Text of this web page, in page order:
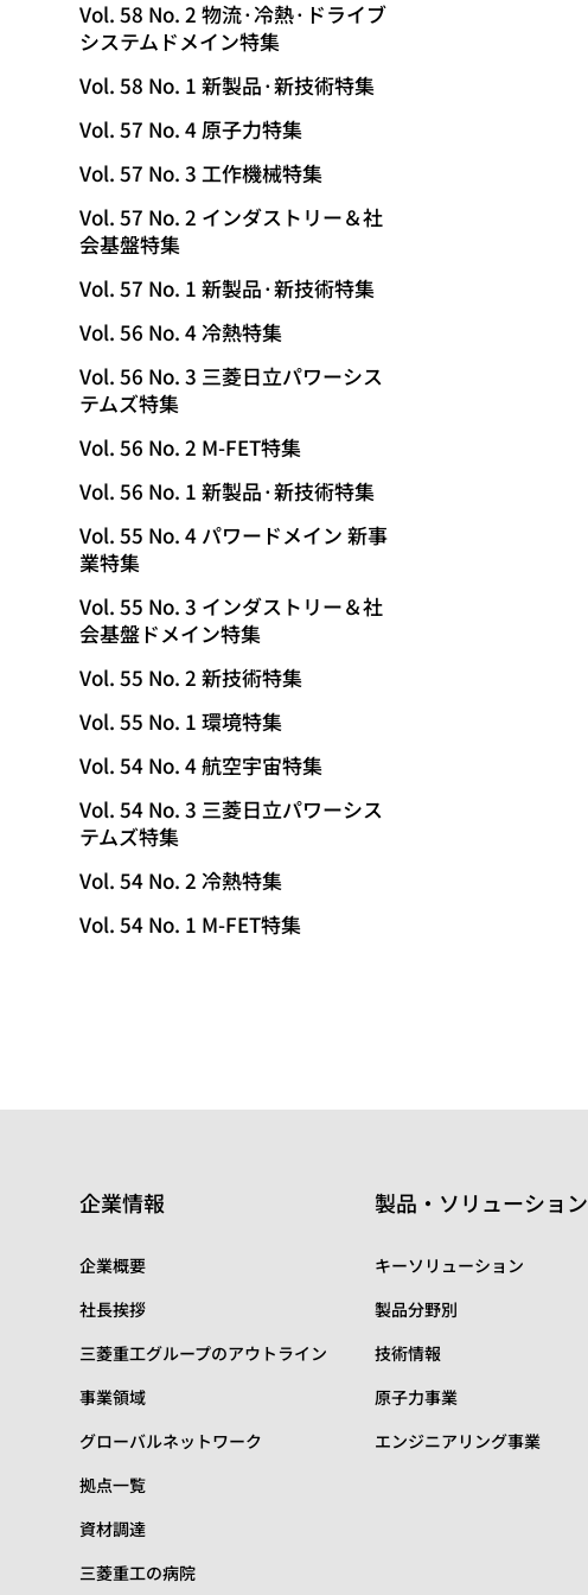
Vol. 58 No. 2 物流·冷熱·ドライブ
システムドメイン特集
Vol. 58 No. 1 新製品·新技術特集
Vol. 57 No. 4 原子力特集
Vol. 57 No. 3 工作機械特集
Vol. 57 No. 2 インダストリー＆社
会基盤特集
Vol. 57 No. 1 新製品·新技術特集
Vol. 56 No. 4 冷熱特集
Vol. 56 No. 3 三菱日立パワーシス
テムズ特集
Vol. 56 No. 2 M-FET特集
Vol. 56 No. 1 新製品·新技術特集
Vol. 55 No. 4 パワードメイン 新事
業特集
Vol. 55 No. 3 インダストリー＆社
会基盤ドメイン特集
Vol. 55 No. 2 新技術特集
Vol. 55 No. 1 環境特集
Vol. 54 No. 4 航空宇宙特集
Vol. 54 No. 3 三菱日立パワーシス
テムズ特集
Vol. 54 No. 2 冷熱特集
Vol. 54 No. 1 M-FET特集
企業情報
企業概要
社長挨拶
三菱重工グループのアウトライン
事業領域
グローバルネットワーク
拠点一覧
資材調達
三菱重工の病院
製品・ソリューション
キーソリューション
製品分野別
技術情報
原子力事業
エンジニアリング事業